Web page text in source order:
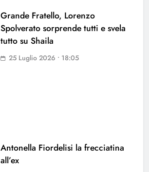
Grande Fratello, Lorenzo
Spolverato sorprende tutti e svela
tutto su Shaila
25 Luglio 2026 • 18:05
Antonella Fiordelisi la frecciatina
all’ex